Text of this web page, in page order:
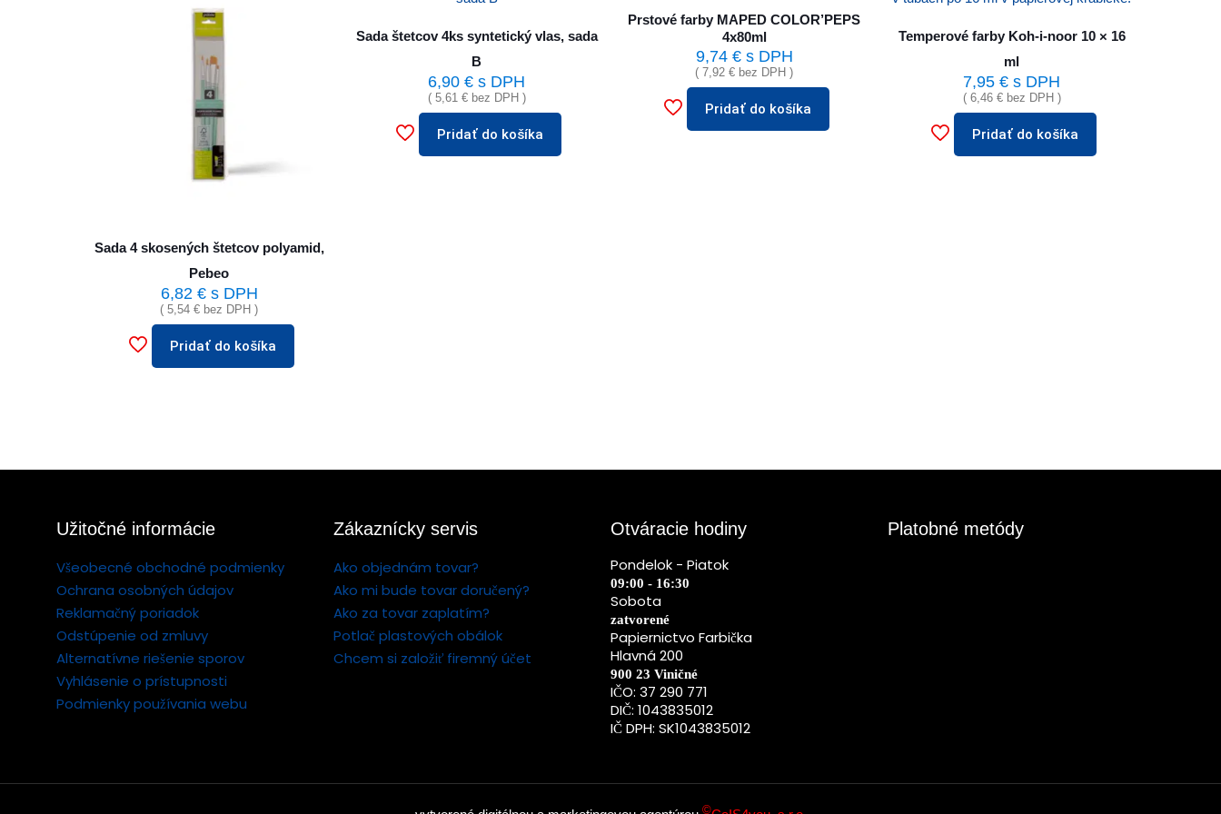
Sada 4 skosených štetcov polyamid,
Pebeo
6,82 €s DPH
(5,54€ bez DPH )
Pridať do košíka
Sada štetcov 4ks syntetický vlas, sada
B
6,90€ s DPH
( 5,61 €bez DPH )
Pridať do košíka
Prstové farby MAPED COLOR’PEPS
4x80ml
9,74 €s DPH
(7,92€ bez DPH )
Pridať do košíka
Temperové farby Koh-i-noor 10 × 16
ml
7,95€ s DPH
( 6,46 €bez DPH )
Pridať do košíka
Užitočné informácie
Všeobecné obchodné podmienky
Ochrana osobných údajov
Reklamačný poriadok
Odstúpenie od zmluvy
Alternatívne riešenie sporov
Vyhlásenie o prístupnosti
Podmienky používania webu
Zákaznícky servis
Ako objednám tovar?
Ako mi bude tovar doručený?
Ako za tovar zaplatím?
Potlač plastových obálok
Chcem si založiť firemný účet
Otváracie hodiny
Pondelok - Piatok
09:00 - 16:30
Sobota
zatvorené
Papiernictvo Farbička
Hlavná 200
900 23 Viničné
IČO: 37 290 771
DIČ: 1043835012
IČ DPH: SK1043835012
Platobné metódy
©